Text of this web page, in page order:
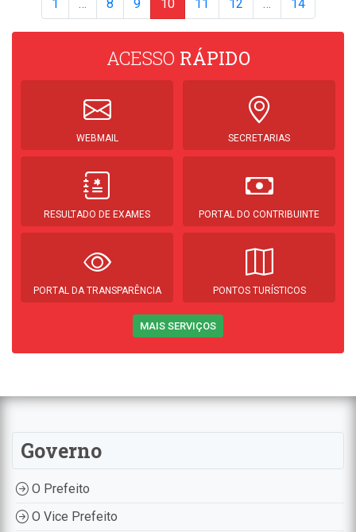
1 … 8 9 10 11 12 … 14
ACESSO RÁPIDO
WEBMAIL SECRETARIAS
RESULTADO DE EXAMES PORTAL DO CONTRIBUINTE
PORTAL DA TRANSPARÊNCIA PONTOS TURÍSTICOS
MAIS SERVIÇOS
Governo
O Prefeito
O Vice Prefeito